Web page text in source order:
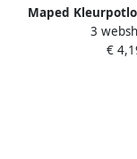
Maped
Infinity set Ã
3
€